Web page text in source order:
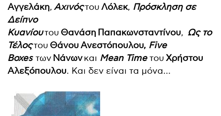
Αγγελάκη,ΑχινόςτουΛόλεκ, Πρόσκληση σε
Δείπνο
Κυανίουτου Θανάση Παπακωνσταντίνου, Ως το
Τέλοςτου Θάνου Ανεστόπουλου, Five
Boxes των Νάνωνκαι Mean TimeτουΧρήστου
Αλεξόπουλου. Και δεν είναι τα μόνα…